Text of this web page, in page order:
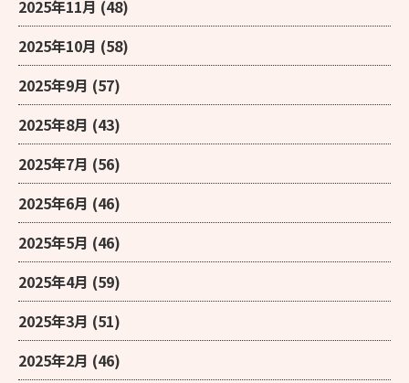
2025年11月 (48)
2025年10月 (58)
2025年9月 (57)
2025年8月 (43)
2025年7月 (56)
2025年6月 (46)
2025年5月 (46)
2025年4月 (59)
2025年3月 (51)
2025年2月 (46)